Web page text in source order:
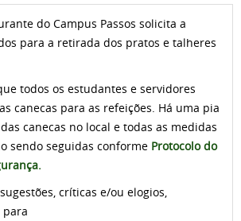
do Campus Passos solicita a
para a retirada dos pratos e talheres
todos os estudantes e servidores
canecas para as refeições. Há uma pia
canecas no local e todas as medidas
sendo seguidas conforme Protocolo do
críticas e/ou elogios,